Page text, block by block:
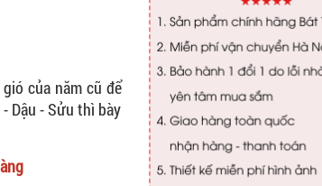
của năm cũ để
Dậu - Sửu thì bày